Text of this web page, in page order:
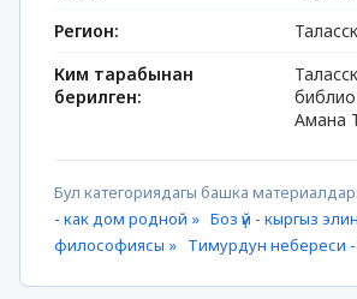
Регион:
Ким тарабынан
берилген:
Амана
Бул категориядагы башка материалдар:
- как дом родной » Боз үй - кыргыз
философиясы » Тимурдун небереси -